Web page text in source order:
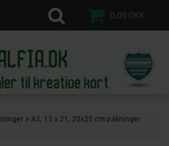
3d motiv ark, veddinge,nordvestsjælland.
0,00 DKK
» A5, 15 x 21, 20x20 cm pakninger